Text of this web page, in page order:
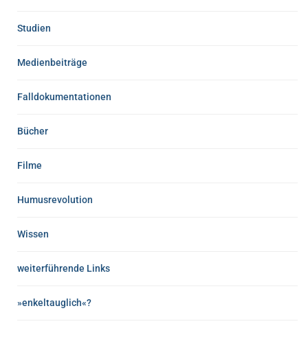
Studien
Medienbeiträge
Falldokumentationen
Bücher
Filme
Humusrevolution
Wissen
weiterführende Links
»enkeltauglich«?